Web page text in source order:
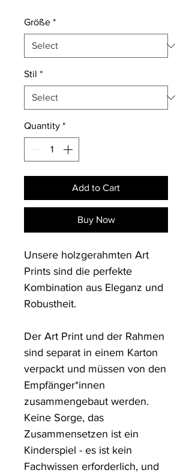
Größe *
Stil *
Quantity *
Add to Cart
Buy Now
Unsere holzgerahmten Art
Prints sind die perfekte
Kombination aus Eleganz und
Robustheit.
Der Art Print und der Rahmen
sind separat in einem Karton
verpackt und müssen von den
Empfänger*innen
zusammengebaut werden.
Keine Sorge, das
Zusammensetzen ist ein
Kinderspiel - es ist kein
Fachwissen erforderlich, und